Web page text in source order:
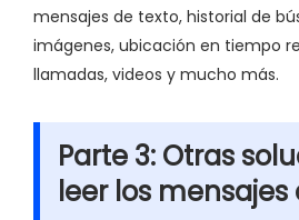
mensajes de texto, historial de
imágenes, ubicación en tiempo
llamadas, videos y mucho más.
Parte 3: Otras
leer los